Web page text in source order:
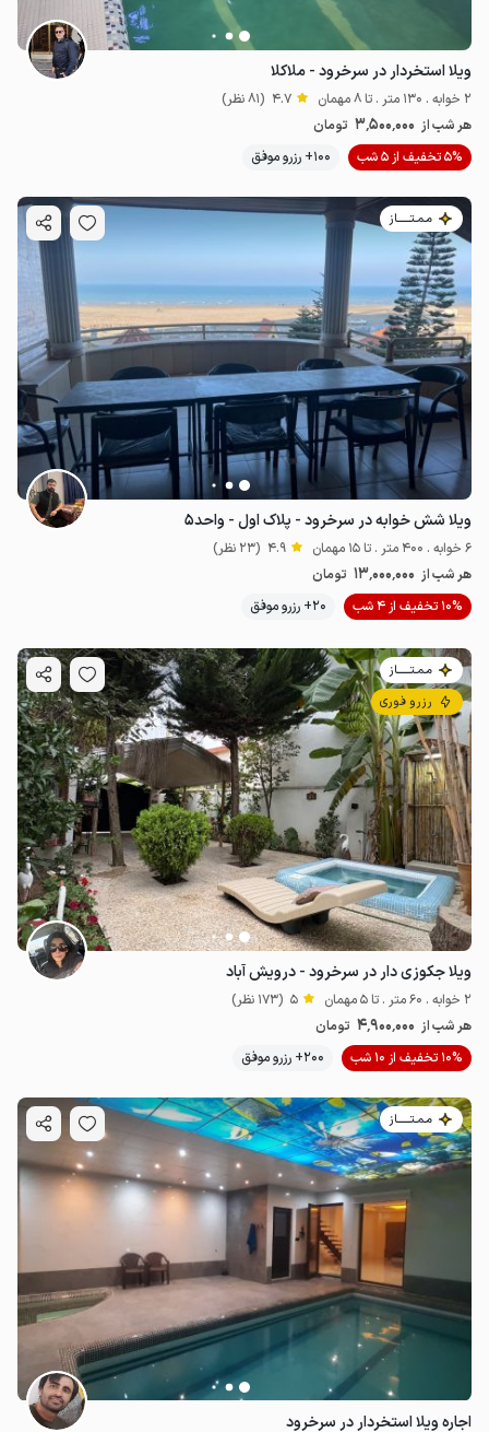
ویلا استخردار در سرخرود - ملاکلا
2 خوابه . 130 متر . تا 8 مهمان 4.7 (81 نظر)
هر شب از 3٬500٬000 تومان
5% تخفیف از 5 شب
100+ رزرو موفق
مـمـتــــــاز
ویلا شش خوابه در سرخرود - پلاک اول - واحد۵
6 خوابه . 400 متر . تا 15 مهمان 4.9 (23 نظر)
هر شب از 13٬000٬000 تومان
10% تخفیف از 4 شب
20+ رزرو موفق
مـمـتــــــاز
رزرو فوری
ویلا جکوزی دار در سرخرود - درویش آباد
2 خوابه . 60 متر . تا 5 مهمان 5 (173 نظر)
هر شب از 4٬900٬000 تومان
10% تخفیف از 10 شب
200+ رزرو موفق
مـمـتــــــاز
اجاره ویلا استخردار در سرخرود